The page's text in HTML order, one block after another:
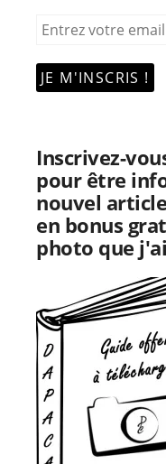
Inscrivez-
pour être
nouvel
en bonus
photo que